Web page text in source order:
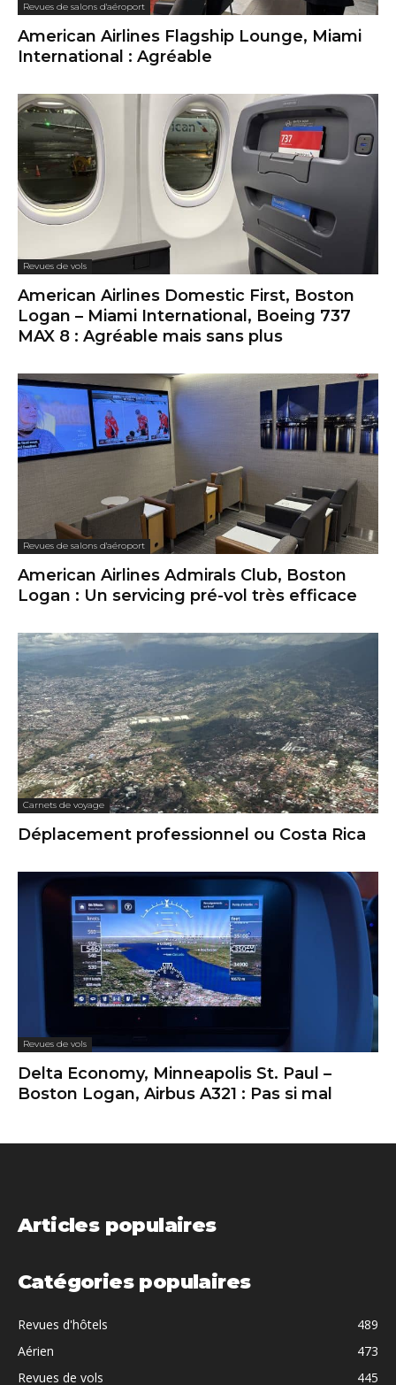
Revues de salons d'aéroport
American Airlines Flagship Lounge, Miami
International : Agréable
Revues de vols
American Airlines Domestic First, Boston
Logan – Miami International, Boeing 737
MAX 8 : Agréable mais sans plus
Revues de salons d'aéroport
American Airlines Admirals Club, Boston
Logan : Un servicing pré-vol très efficace
Carnets de voyage
Déplacement professionnel ou Costa Rica
Revues de vols
Delta Economy, Minneapolis St. Paul –
Boston Logan, Airbus A321 : Pas si mal
Articles populaires
Catégories populaires
Revues d'hôtels
489
Aérien
473
Revues de vols
445